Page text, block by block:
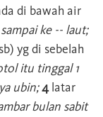
di bawah air
ke -- laut;
yg di sebelah
itu tinggal 1
ubin;4latar
bulan sabit